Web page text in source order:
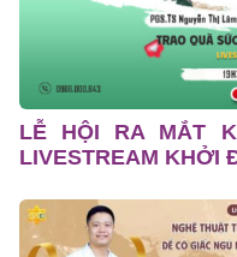
LỄ HỘI RA MẮT
LIVESTREAM KHỞI